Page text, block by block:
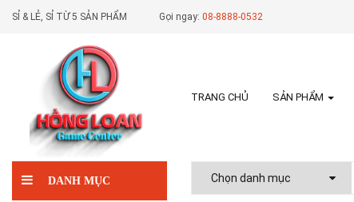
SỈ & LẺ, SỈ TỪ 5 SẢN PHẨM Gọi ngay: 08-8888-0532
TRANG CHỦ SẢN PHẨM
DANH MỤC